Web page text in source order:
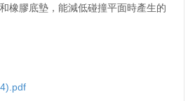
橡膠底墊，能減低碰撞平面時產生的